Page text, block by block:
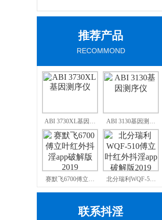
推荐产品
RECOMMOND
ABI 3730XL基因… ABI 3130基因测…
赛默飞6700傅立… 北分瑞利WQF-5…
联系抖淫